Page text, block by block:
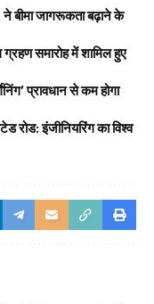
बीमा जागरूकता बढ़ाने के
समारोह में शामिल हुए
प्रावधान से कम होगा
रोड: इंजीनियरिंग का विश्व